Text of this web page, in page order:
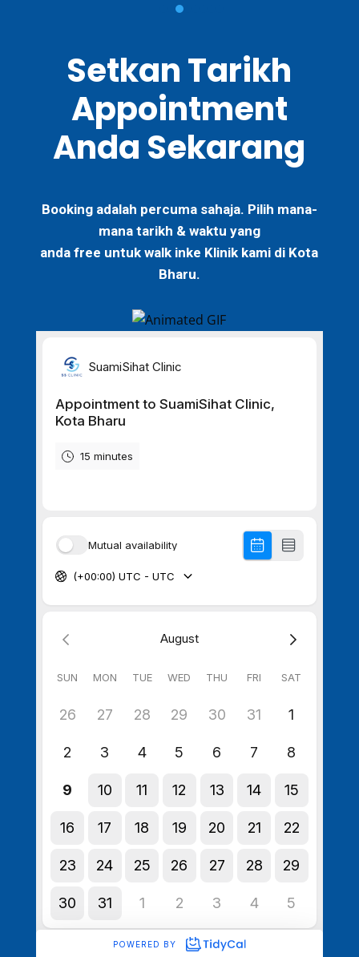
Setkan Tarikh
Appointment
Anda Sekarang
Booking adalah percumasahaja. Pilih mana-
mana tarikh & waktu yang
andafree untukwalk inke Klinik kami di Kota
Bharu.